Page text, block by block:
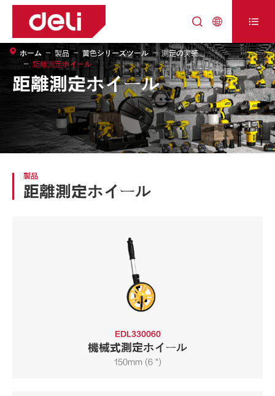
  
距離測定ホイール
ホーム 製品 黄色シリーズツール
測定の実装
距離測定ホイール
製品
距離測定ホイール
EDL330060
機械式測定ホイール
150mm (6 ")